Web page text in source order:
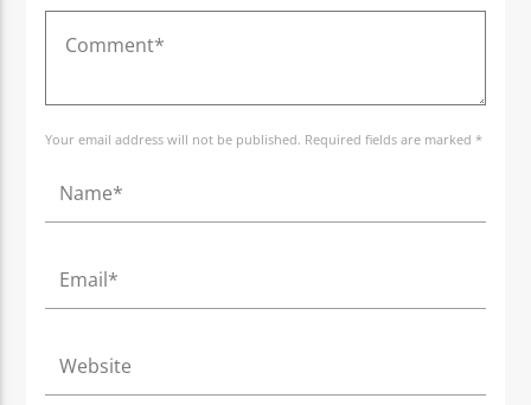
Your email address will not be published. Required fields are marked *